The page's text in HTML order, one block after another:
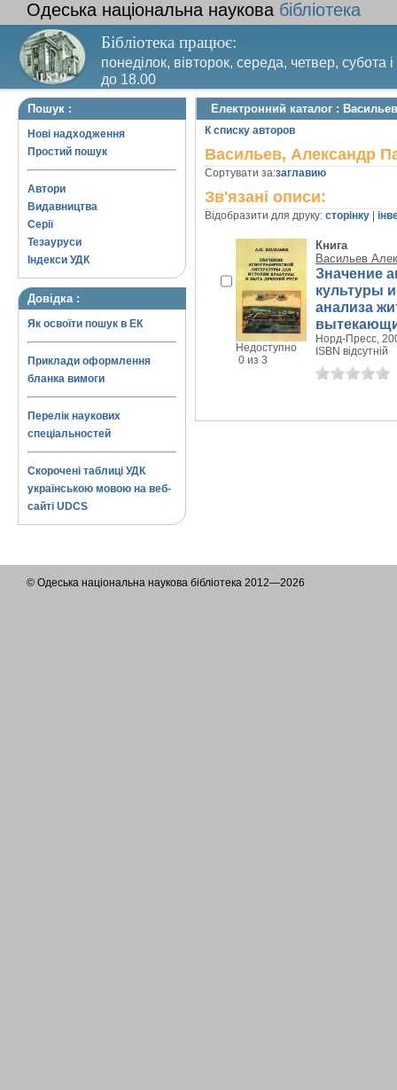
Одеська національна наукова бібліотека
Бібліотека працює:
понеділок, вівторок, середа, четвер, субота
до 18.00
Вихідний день – п’ятниця. Останній четвер
Пошук :
Нові надходження
Простий пошук
Автори
Видавництва
Серії
Тезауруси
Індекси УДК
Довідка :
Як освоїти пошук в ЕК
Приклади оформлення
бланка вимоги
Перелік наукових
спеціальностей
Скорочені таблиці УДК
українською мовою на веб-
сайті UDCS
Електронний каталог :
К списку авторов
Васильев, Александр
Сортувати за:заглавию
Зв'язані описи:
Відобразити для друку: сторінку
Недоступно
0 из 3
Книга
Васильев
Значение
культуры
анализа
Норд-Пресс,
ISBN відсутній
© Одеська національна наукова бібліотека 2012—2026